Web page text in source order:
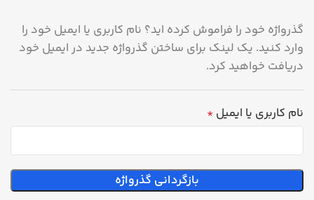
گذرواژه خود را فراموش کرده اید؟ نام کاربری یا ایمیل خود را
وارد کنید. یک لینک برای ساختن گذرواژه جدید در ایمیل خود
دریافت خواهید کرد.
نام کاربری یا ایمیل *
بازگردانی گذرواژه